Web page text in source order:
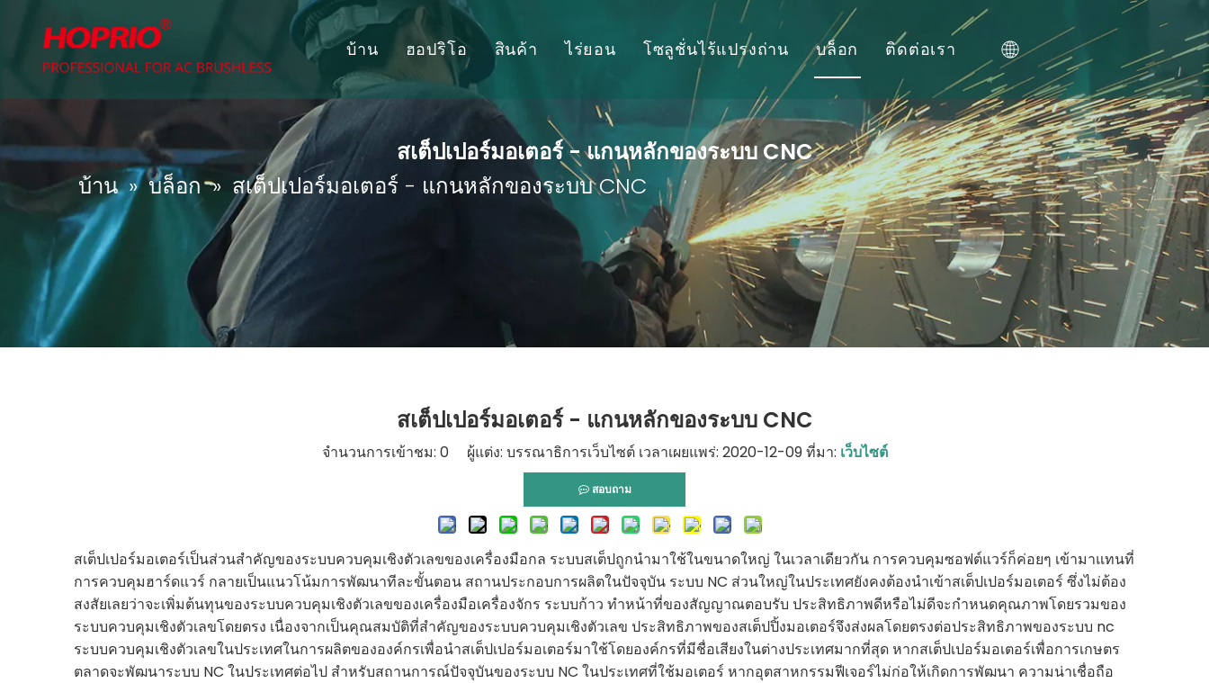
บ้าน ฮอปริโอ
เอซีไร้แปรงถ่าน
ประวัติบริษัท
ให้เกียรติ
สินค้า
เครื่องเจียรตรง
เครื่องบดตาย
เครื่องลบมุม
ไร่ยอน
เครื่องเจียรตรง
เครื่องขัด
โซลูชั่นไร้แปรงถ่าน
ตัวควบคุมมอเตอร์
บล็อก ติดต่อเรา
ติดต่อเรา
เข้าร่วมกับเรา
สเต็ปเปอร์มอเตอร์ - แกนหลักของระบบ CNC
บ้าน »บล็อก » สเต็ปเปอร์มอเตอร์ - แกนหลักของระบบ CNC
สเต็ปเปอร์มอเตอร์ - แกนหลักของระบบ CNC
จำนวนการเข้าชม: 0ผู้แต่ง: บรรณาธิการเว็บไซต์ เวลาเผยแพร่: 2020-12-09 ที่มา: เว็บไซต์
สอบถาม
สเต็ปเปอร์มอเตอร์เป็นส่วนสำคัญของระบบควบคุมเชิงตัวเลขของเครื่องมือกล ระบบสเต็ปถูกนำมาใช้ในขนาดใหญ่ ในเวลาเดียวกัน การควบคุมซอฟต์แวร์ก็ค่อยๆ เข้ามาแทนที่
การควบคุมฮาร์ดแวร์ กลายเป็นแนวโน้มการพัฒนาทีละขั้นตอน สถานประกอบการผลิตในปัจจุบัน ระบบ NC ส่วนใหญ่ในประเทศยังคงต้องนำเข้าสเต็ปเปอร์มอเตอร์ ซึ่งไม่ต้อง
สงสัยเลยว่าจะเพิ่มต้นทุนของระบบควบคุมเชิงตัวเลขของเครื่องมือเครื่องจักร ระบบก้าว ทำหน้าที่ของสัญญาณตอบรับ ประสิทธิภาพดีหรือไม่ดีจะกำหนดคุณภาพโดยรวมของ
ระบบควบคุมเชิงตัวเลขโดยตรง เนื่องจากเป็นคุณสมบัติที่สำคัญของระบบควบคุมเชิงตัวเลข ประสิทธิภาพของสเต็ปปิ้งมอเตอร์จึงส่งผลโดยตรงต่อประสิทธิภาพของระบบ nc
ระบบควบคุมเชิงตัวเลขในประเทศในการผลิตขององค์กรเพื่อนำสเต็ปเปอร์มอเตอร์มาใช้โดยองค์กรที่มีชื่อเสียงในต่างประเทศมากที่สุด หากสเต็ปเปอร์มอเตอร์เพื่อการเกษตร
ตลาดจะพัฒนาระบบ NC ในประเทศต่อไป สำหรับสถานการณ์ปัจจุบันของระบบ NC ในประเทศที่ใช้มอเตอร์ หากอุตสาหกรรมฟีเจอร์ไม่ก่อให้เกิดการพัฒนา ความน่าเชื่อถือ